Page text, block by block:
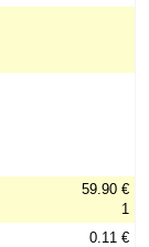
59.90 €
1
0.11 €